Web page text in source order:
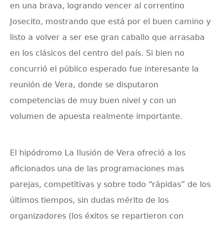
en una brava, logrando vencer al correntino
Josecito, mostrando que está por el buen camino y
listo a volver a ser ese gran caballo que arrasaba
en los clásicos del centro del país. Si bien no
concurrió el público esperado fue interesante la
reunión de Vera, donde se disputaron
competencias de muy buen nivel y con un
volumen de apuesta realmente importante.
El hipódromo La Ilusión de Vera ofreció a los
aficionados una de las programaciones mas
parejas, competitivas y sobre todo “rápidas” de los
últimos tiempos, sin dudas mérito de los
organizadores (los éxitos se repartieron con